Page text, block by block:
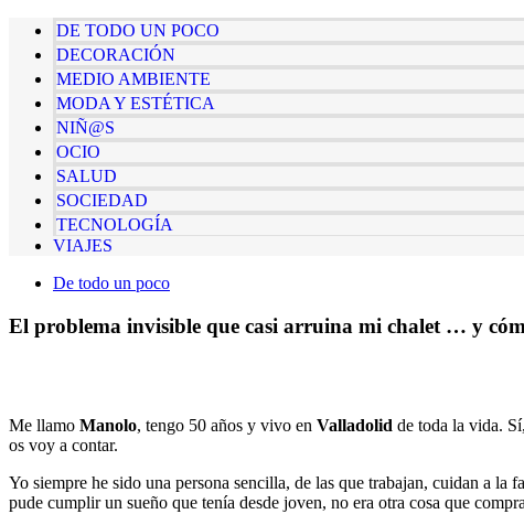
DE TODO UN POCO
DECORACIÓN
MEDIO AMBIENTE
MODA Y ESTÉTICA
NIÑ@S
OCIO
SALUD
SOCIEDAD
TECNOLOGÍA
VIAJES
De todo un poco
El problema invisible que casi arruina mi chalet … y
Me llamo Manolo, tengo 50 años y vivo en Valladolid de toda la vida.
os voy a contar.
Yo siempre he sido una persona sencilla, de las que trabajan, cuidan a
pude cumplir un sueño que tenía desde joven, no era otra cosa que